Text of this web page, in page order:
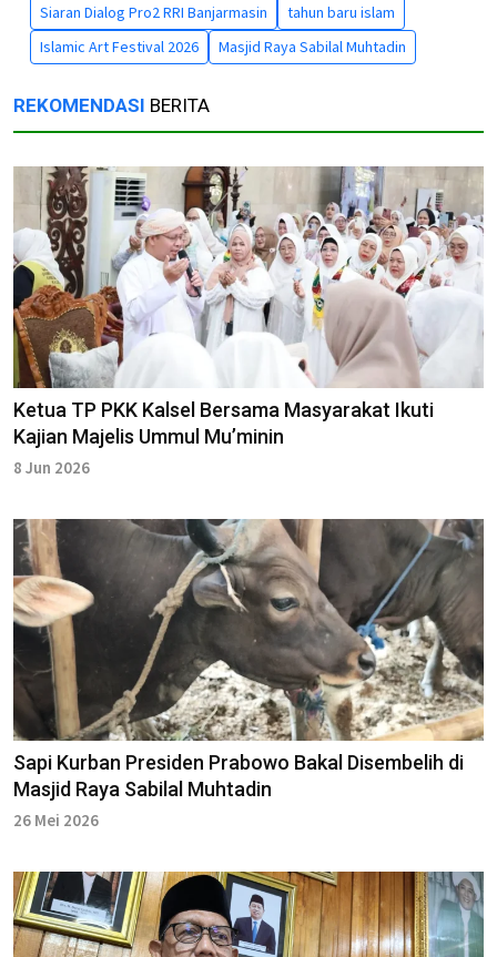
Siaran Dialog Pro2 RRI Banjarmasin
tahun baru islam
Islamic Art Festival 2026
Masjid Raya Sabilal Muhtadin
REKOMENDASI BERITA
Ketua TP PKK Kalsel Bersama Masyarakat Ikuti
Kajian Majelis ‎Ummul Mu’minin
8 Jun 2026
Sapi Kurban Presiden Prabowo Bakal Disembelih di
Masjid Raya Sabilal Muhtadin
26 Mei 2026